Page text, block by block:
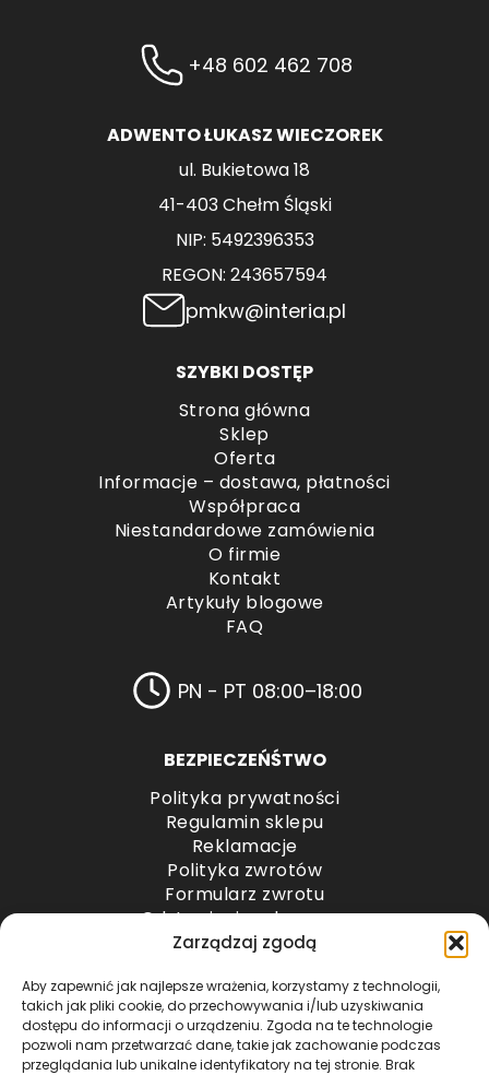
Zarządzaj zgodą
Aby zapewnić jak najlepsze wrażenia, korzystamy z technologii,
takich jak pliki cookie, do przechowywania i/lub uzyskiwania
dostępu do informacji o urządzeniu. Zgoda na te technologie
pozwoli nam przetwarzać dane, takie jak zachowanie podczas
przeglądania lub unikalne identyfikatory na tej stronie. Brak
+48 602 462 708
ADWENTO ŁUKASZ WIECZOREK
ul. Bukietowa 18
41-403 Chełm Śląski
NIP: 5492396353
REGON: 243657594
pmkw@interia.pl
SZYBKI DOSTĘP
Strona główna
Sklep
Oferta
Informacje – dostawa, płatności
Współpraca
Niestandardowe zamówienia
O firmie
Kontakt
Artykuły blogowe
FAQ
PN - PT 08:00–18:00
BEZPIECZEŃŚTWO
Polityka prywatności
Regulamin sklepu
Reklamacje
Polityka zwrotów
Formularz zwrotu
Odstąpienie od umowy
Odstąpienie od umowy – przesyłki paletowe
METODY PŁATNOŚCI